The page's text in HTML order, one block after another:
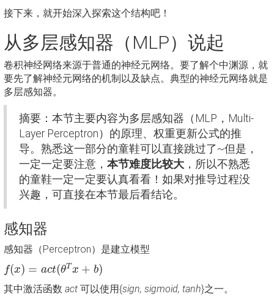
接下来，就开始深入探索这个结构吧！
从多层感知器（MLP）说起
卷积神经网络来源于普通的神经元网络。要了解个中渊源，就
要先了解神经元网络的机制以及缺点。典型的神经元网络就是
多层感知器。
摘要：本节主要内容为多层感知器（MLP，Multi-
Layer Perceptron）的原理、权重更新公式的推
导。熟悉这一部分的童鞋可以直接跳过了~但是，
一定一定要注意， 本节难度比较大 ，所以不熟悉
的童鞋一定一定要认真看看！如果对推导过程没
兴趣，可直接在本节最后看结论。
感知器
感知器（Perceptron）是建立模型
f(x) = act(θT x + b)
f(x )= θ Tx+
其中激活函数 act 可以使用{sign, sigmoid, tanh}之一。